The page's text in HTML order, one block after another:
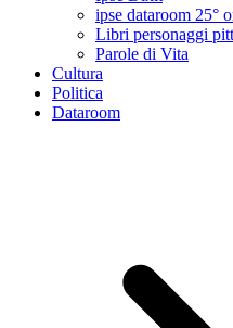
ipse dataroom 25°
Libri personaggi
Parole di Vita
Cultura
Politica
Dataroom